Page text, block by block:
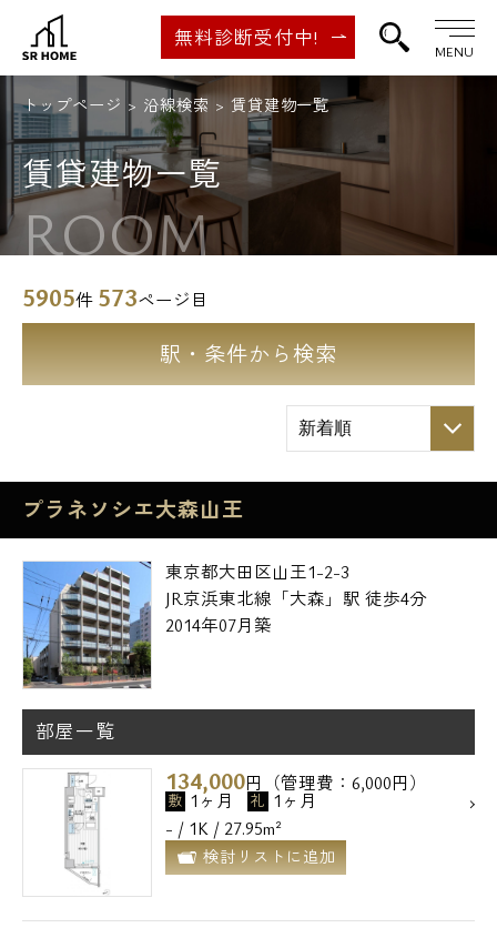
無料診断受付中!
MENU
トップページ 沿線検索 賃貸建物一覧
賃貸建物一覧
ROOM
5905件 573ページ目
駅・条件から検索
プラネソシエ大森山王
東京都大田区山王1-2-3
JR京浜東北線「大森」駅 徒歩4分
2014年07月築
部屋一覧
134,000円（管理費：6,000円）
敷 1ヶ月 礼 1ヶ月
- / 1K / 27.95m²
検討リストに追加